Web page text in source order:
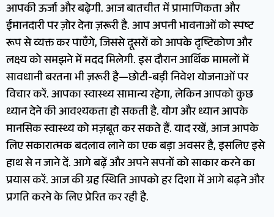
आपकी ऊर्जा और बढ़ेगी. आज बातचीत में प्रामाणिकता और
ईमानदारी पर ज़ोर देना ज़रूरी है. आप अपनी भावनाओं को स्पष्ट
रूप से व्यक्त कर पाएँगे, जिससे दूसरों को आपके दृष्टिकोण और
लक्ष्य को समझने में मदद मिलेगी. इस दौरान आर्थिक मामलों में
सावधानी बरतना भी ज़रूरी है—छोटी-बड़ी निवेश योजनाओं पर
विचार करें. आपका स्वास्थ्य सामान्य रहेगा, लेकिन आपको कुछ
ध्यान देने की आवश्यकता हो सकती है. योग और ध्यान आपके
मानसिक स्वास्थ्य को मज़बूत कर सकते हैं. याद रखें, आज आपके
लिए सकारात्मक बदलाव लाने का एक बड़ा अवसर है, इसलिए इसे
हाथ से न जाने दें. आगे बढ़ें और अपने सपनों को साकार करने का
प्रयास करें. आज की ग्रह स्थिति आपको हर दिशा में आगे बढ़ने और
प्रगति करने के लिए प्रेरित कर रही है.